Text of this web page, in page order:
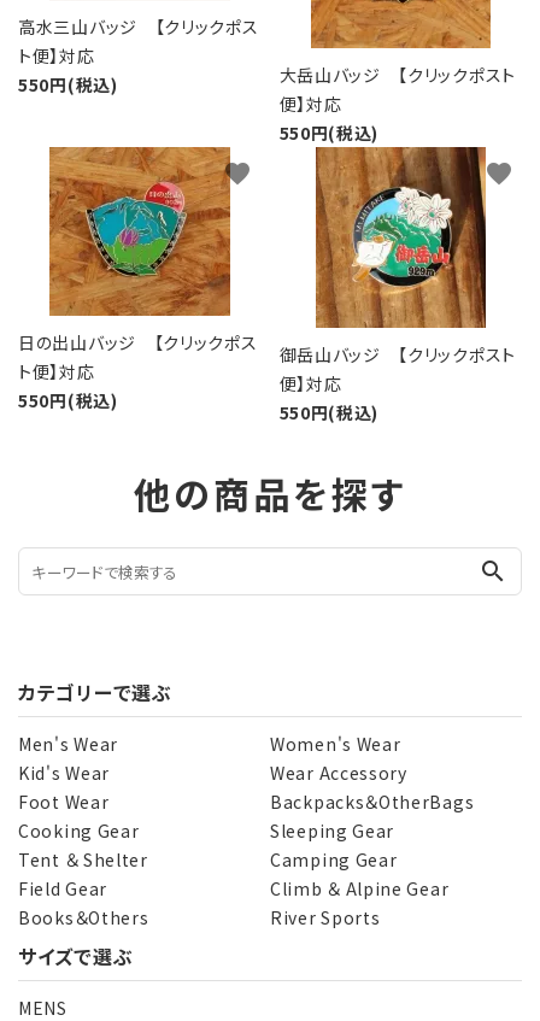
高水三山バッジ 【クリックポス
ト便】対応
550円(税込)
大岳山バッジ 【クリックポスト
便】対応
550円(税込)
日の出山バッジ 【クリックポス
ト便】対応
550円(税込)
favorite
御岳山バッジ 【クリックポスト
便】対応
550円(税込)
favorite
他の商品を探す
search
カテゴリーで選ぶ
Men's Wear
Women's Wear
Kid's Wear
Wear Accessory
Foot Wear
Backpacks＆OtherBags
Cooking Gear
Sleeping Gear
Tent ＆ Shelter
Camping Gear
Field Gear
Climb ＆ Alpine Gear
Books＆Others
River Sports
サイズで選ぶ
MENS